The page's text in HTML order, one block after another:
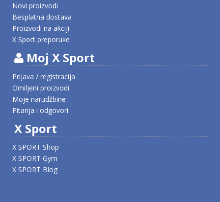
Novi proizvodi
Besplatna dostava
Proizvodi na akciji
X Sport preporuke
Moj X Sport
Prijava / registracija
Omiljeni proizvodi
Moje narudžbine
Pitanja i odgovori
X Sport
X SPORT Shop
X SPORT Gym
X SPORT Blog